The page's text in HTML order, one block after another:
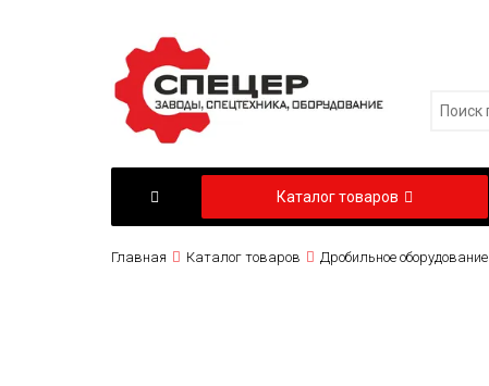
Каталог товаров
Главная Каталог товаров Дробильное оборудование